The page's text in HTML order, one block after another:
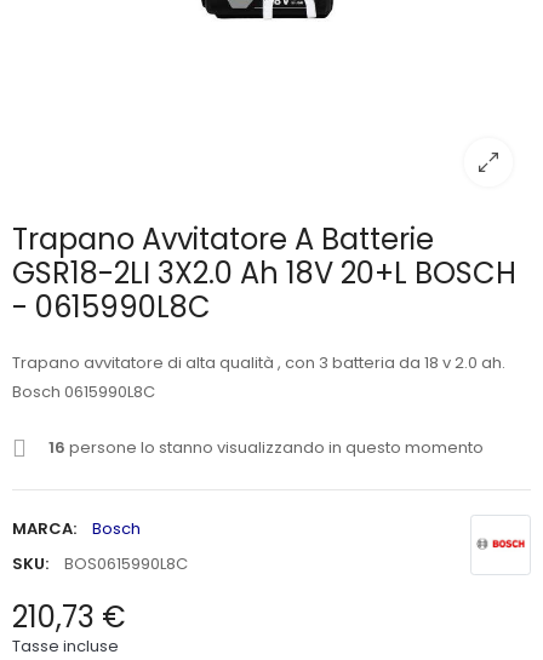
Trapano Avvitatore A Batterie
GSR18-2LI 3X2.0 Ah 18V 20+L BOSCH
- 0615990L8C
Trapano avvitatore di alta qualità , con 3 batteria da 18 v 2.0 ah.
Bosch 0615990L8C
16 persone lo stanno visualizzando in questo momento
MARCA:
Bosch
SKU:
BOS0615990L8C
210,73 €
Tasse incluse